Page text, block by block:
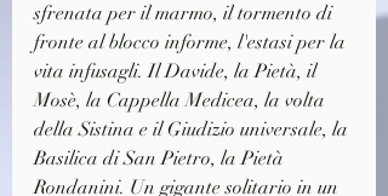
sfrenata per il marmo, il tormento di
fronte al blocco informe, l'estasi per la
vita infusagli. Il Davide, la Pietà, il
Mosè, la Cappella Medicea, la volta
della Sistina e il Giudizio universale, la
Basilica di San Pietro, la Pietà
Rondanini. Un gigante solitario in un